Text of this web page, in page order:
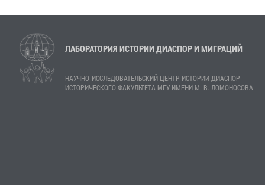
ЛАБОРАТОРИЯ ИСТОРИИ ДИАСПОР И МИГРАЦИЙ
НАУЧНО-ИССЛЕДОВАТЕЛЬСКИЙ ЦЕНТР ИСТОРИИ ДИАСПОР
ИСТОРИЧЕСКОГО ФАКУЛЬТЕТА МГУ ИМЕНИ М. В. ЛОМОНОСОВА